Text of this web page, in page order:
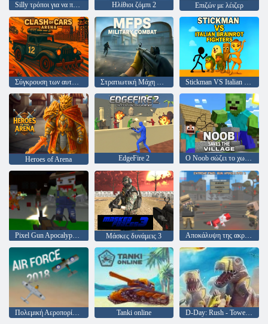
Silly τρόποι για να πεθάνει 2 Ηλίθιοι ζόμπι 2 Επιζών με λέιζερ
Σύγκρουση των αυτοκινήτων αρένα Στρατιωτική Μάχη MFPS Stickman VS Italian Brainrot Fighters
Heroes of Arena EdgeFire 2 Ο Noob σώζει το χωριό
Pixel Gun Apocalypse 6 Μάσκες δυνάμεις 3 Αποκάλυψη της ακραίας Pixel Gun 3
Πολεμική Αεροπορία 2018 Tanki online
D-Day: Rush - Tower Defense